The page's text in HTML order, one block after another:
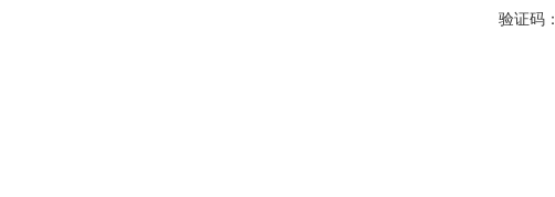
验证码：